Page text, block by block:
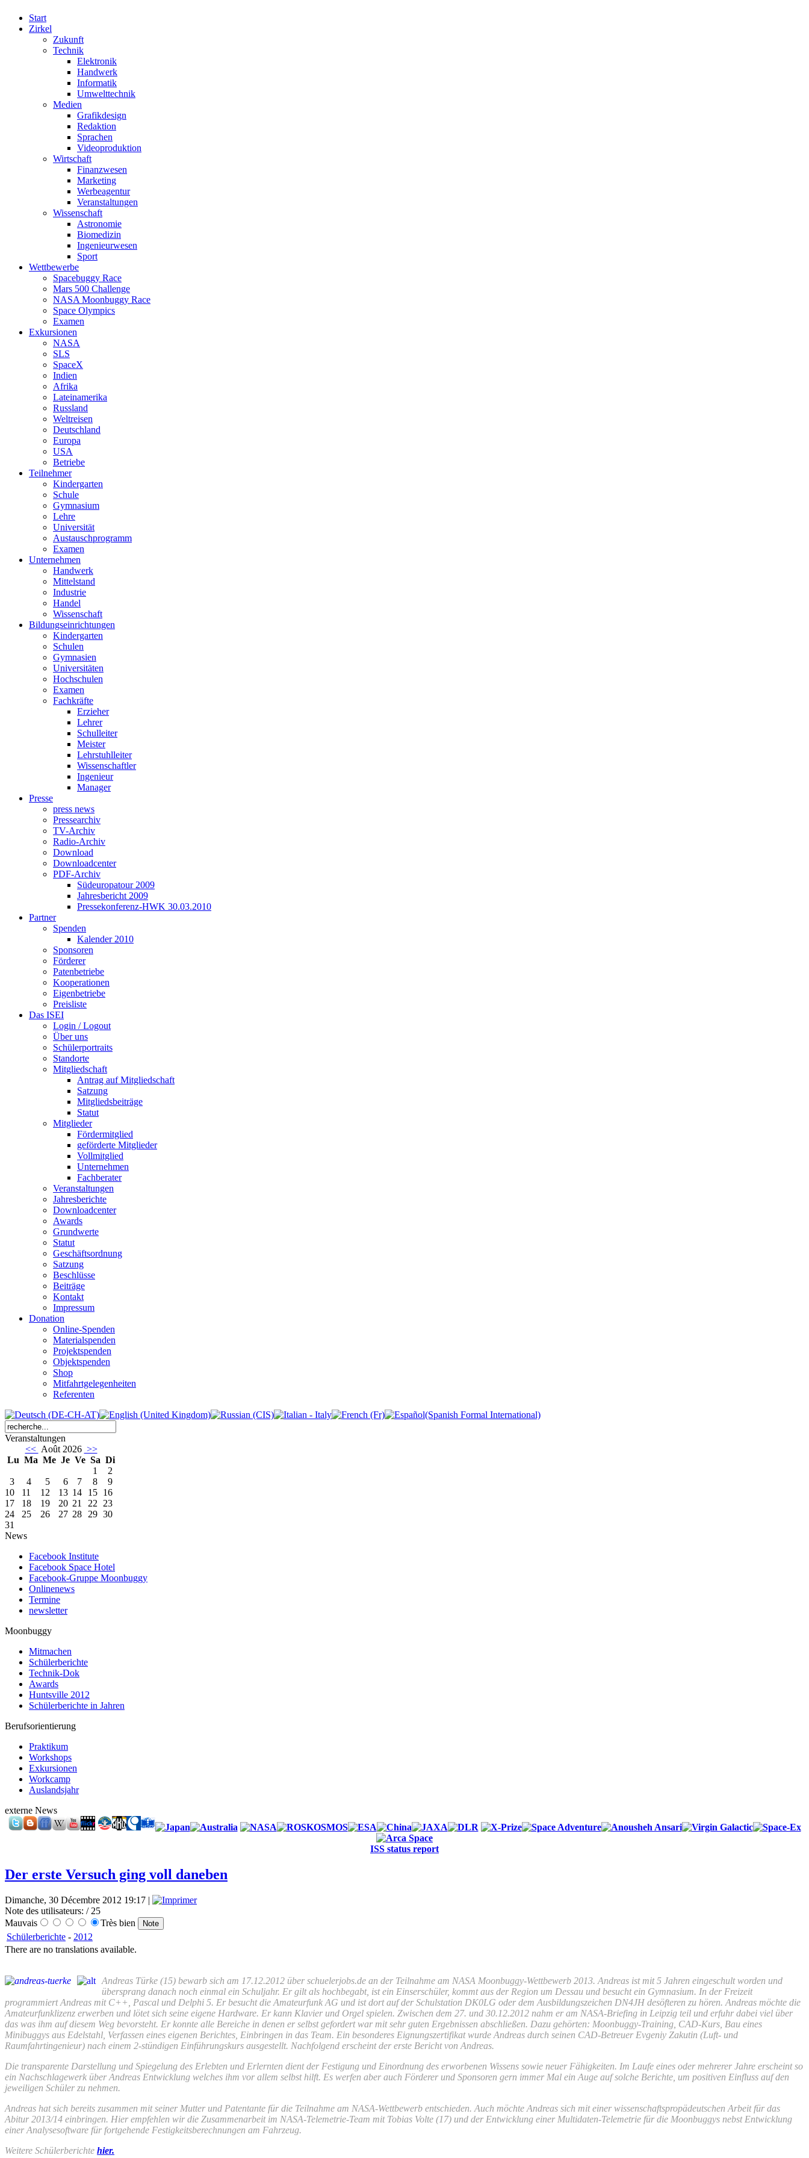
Start
Zirkel
Zukunft
Technik
Elektronik
Handwerk
Informatik
Umwelttechnik
Medien
Grafikdesign
Redaktion
Sprachen
Videoproduktion
Wirtschaft
Finanzwesen
Marketing
Werbeagentur
Veranstaltungen
Wissenschaft
Astronomie
Biomedizin
Ingenieurwesen
Sport
Wettbewerbe
Spacebuggy Race
Mars 500 Challenge
NASA Moonbuggy Race
Space Olympics
Examen
Exkursionen
NASA
SLS
SpaceX
Indien
Afrika
Lateinamerika
Russland
Weltreisen
Deutschland
Europa
USA
Betriebe
Teilnehmer
Kindergarten
Schule
Gymnasium
Lehre
Universität
Austauschprogramm
Examen
Unternehmen
Handwerk
Mittelstand
Industrie
Handel
Wissenschaft
Bildungseinrichtungen
Kindergarten
Schulen
Gymnasien
Universitäten
Hochschulen
Examen
Fachkräfte
Erzieher
Lehrer
Schulleiter
Meister
Lehrstuhlleiter
Wissenschaftler
Ingenieur
Manager
Presse
press news
Pressearchiv
TV-Archiv
Radio-Archiv
Download
Downloadcenter
PDF-Archiv
Südeuropatour 2009
Jahresbericht 2009
Pressekonferenz-HWK 30.03.2010
Partner
Spenden
Kalender 2010
Sponsoren
Förderer
Patenbetriebe
Kooperationen
Eigenbetriebe
Preisliste
Das ISEI
Login / Logout
Über uns
Schülerportraits
Standorte
Mitgliedschaft
Antrag auf Mitgliedschaft
Satzung
Mitgliedsbeiträge
Statut
Mitglieder
Fördermitglied
geförderte Mitglieder
Vollmitglied
Unternehmen
Fachberater
Veranstaltungen
Jahresberichte
Downloadcenter
Awards
Grundwerte
Statut
Geschäftsordnung
Satzung
Beschlüsse
Beiträge
Kontakt
Impressum
Donation
Online-Spenden
Materialspenden
Projektspenden
Objektspenden
Shop
Mitfahrtgelegenheiten
Referenten
Veranstaltungen
<< Août 2026 >>
Lu Ma Me Je Ve Sa Di
1
2
3
4 5 6 7 8
9
10
11 12 13 14 15 16
17
18 19 20 21 22 23
24
25 26 27 28 29 30
31
News
Facebook Institute
Facebook Space Hotel
Facebook-Gruppe Moonbuggy
Onlinenews
Termine
newsletter
Moonbuggy
Mitmachen
Schülerberichte
Technik-Dok
Awards
Huntsville 2012
Schülerberichte in Jahren
Berufsorientierung
Praktikum
Workshops
Exkursionen
Workcamp
Auslandsjahr
externe News
ISS status report
Der erste Versuch ging voll daneben
Dimanche, 30 Décembre 2012 19:17 |
Note des utilisateurs: / 25
Mauvais
Très bien
Schülerberichte - 2012
There are no translations available.
Andreas Türke (15) bewarb sich am 17.12.2012 über schuelerjobs.de an der Teilnahme am NASA Moonbuggy-Wettbewerb 2013. Andreas ist mit 5 Jahren eingeschult worden und
übersprang danach noch einmal ein Schuljahr. Er gilt als hochbegabt, ist ein Einserschüler, kommt aus der Region um Dessau und besucht ein Gymnasium. In der Freizeit
programmiert Andreas mit C++, Pascal und Delphi 5. Er besucht die Amateurfunk AG und ist dort auf der Schulstation DK0LG oder dem Ausbildungszeichen DN4JH desöfteren zu hören. Andreas möchte die
Amateurfunklizenz erwerben und lötet sich seine eigene Hardware. Er kann Klavier und Orgel spielen. Zwischen dem 27. und 30.12.2012 nahm er am NASA-Briefing in Leipzig teil und erfuhr dabei viel über
das was ihm auf diesem Weg bevorsteht. Er konnte alle Bereiche in denen er selbst gefordert war mit sehr guten Ergebnissen abschließen. Dazu gehörten: Moonbuggy-Training, CAD-Kurs, Bau eines
Minibuggys aus Edelstahl, Verfassen eines eigenen Berichtes, Einbringen in das Team. Ein besonderes Eignungszertifikat wurde Andreas durch seinen CAD-Betreuer Evgeniy Zakutin (Luft- und
Raumfahrtingenieur) nach einem 2-stündigen Einführungskurs ausgestellt. Nachfolgend erscheint der erste Bericht von Andreas.
Die transparente Darstellung und Spiegelung des Erlebten und Erlernten dient der Festigung und Einordnung des erworbenen Wissens sowie neuer Fähigkeiten. Im Laufe eines oder mehrerer Jahre erscheint so
ein Nachschlagewerk über Andreas Entwicklung welches ihm vor allem selbst hilft. Es werfen aber auch Förderer und Sponsoren gern immer Mal ein Auge auf solche Berichte, um positiven Einfluss auf den
jeweiligen Schüler zu nehmen.
Andreas hat sich bereits zusammen mit seiner Mutter und Patentante für die Teilnahme am NASA-Wettbewerb entschieden. Auch möchte Andreas sich mit einer wissenschaftspropädeutschen Arbeit für das
Abitur 2013/14 einbringen. Hier empfehlen wir die Zusammenarbeit im NASA-Telemetrie-Team mit Tobias Volte (17) und der Entwicklung einer Multidaten-Telemetrie für die Moonbuggys nebst Entwicklung
einer Analysesoftware für fortgehende Festigkeitsberechnungen am Fahrzeug.
Weitere Schülerberichte hier.